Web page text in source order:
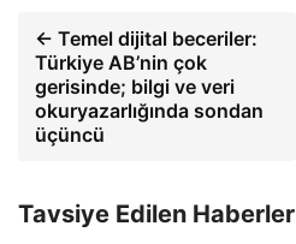
← Temel dijital beceriler:
Türkiye AB’nin çok
gerisinde; bilgi ve veri
okuryazarlığında sondan
üçüncü
Tavsiye Edilen Haberler